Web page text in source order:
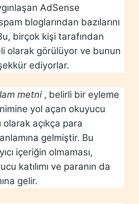
AdSense
bloglarından bazılarını
birçok kişi tarafından
olarak görülüyor ve bunun
ediyorlar.
metni, belirli bir eyleme
yol açan okuyucu
olarak açıkça para
gelmiştir. Bu
içeriğin olmaması,
katılımı ve paranın da
gelir.